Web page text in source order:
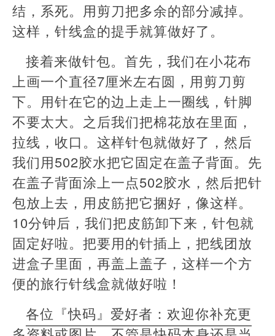
结，系死。用剪刀把多余的部分减掉。
这样，针线盒的提手就算做好了。
接着来做针包。首先，我们在小花布
上画一个直径7厘米左右圆，用剪刀剪
下。用针在它的边上走上一圈线，针脚
不要太大。之后我们把棉花放在里面，
拉线，收口。这样针包就做好了，然后
我们用502胶水把它固定在盖子背面。先
在盖子背面涂上一点502胶水，然后把针
包放上去，用皮筋把它捆好，像这样。
10分钟后，我们把皮筋卸下来，针包就
固定好啦。把要用的针插上，把线团放
进盒子里面，再盖上盖子，这样一个方
便的旅行针线盒就做好啦！
各位『快码』爱好者：欢迎你补充更